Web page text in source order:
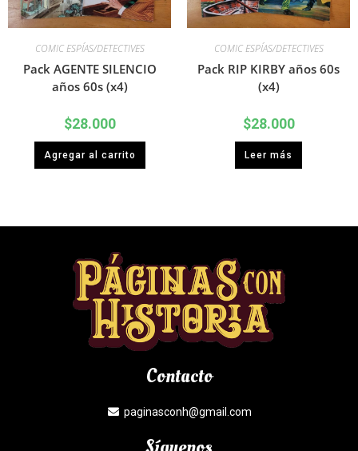
COMIC ESPÍAS/DETECTIVES
Pack AGENTE SILENCIO
años 60s (x4)
$28.000
Agregar al carrito
COMIC ESPÍAS/DETECTIVES
Pack RIP KIRBY años 60s
(x4)
$28.000
Leer más
Contacto
paginasconh@gmail.com